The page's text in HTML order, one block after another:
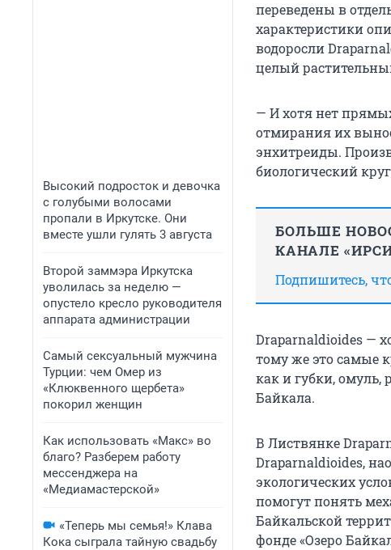
Высокий подросток и девочка
с голубыми волосами
пропали в Иркутске. Они
вместе ушли гулять 3 августа
Второй заммэра Иркутска
уволилась за неделю —
опустело кресло руководителя
аппарата администрации
Самый сексуальный мужчина
Турции: чем Омер из
«Клюквенного щербета»
покорил женщин
Как использовать «Макс» во
благо? Разберем работу
мессенджера на
«Медиамастерской»
«Теперь мы семья!» Клава
Кока сыграла тайную свадьбу
переведены в
характеристики
водоросли
целый
— И хотя нет
отмирания их
энхитреиды.
биологический
БОЛЬШЕ
КАНАЛЕ
Подпишитесь,
Draparnaldioides —
тому же это самые
как и губки,
Байкала.
В Листвянке
Draparnaldioides,
экологических
помогут понять
Байкальской
фонде «Озеро